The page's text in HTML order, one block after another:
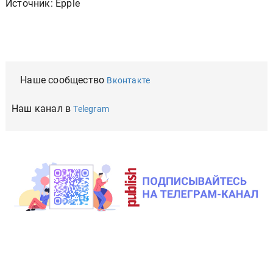
Источник: Epple
Наше сообщество Вконтакте
Наш канал вTelegram